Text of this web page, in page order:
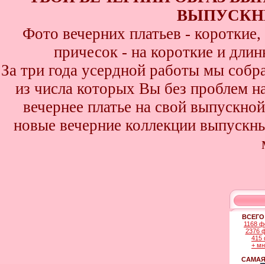
Фото вечерних платьев -
причесок - на короткие и
За три года усердной работы мы
из числа которых Вы без проблем
вечернее платье на свой
новые вечерние коллекции
1168
2376
415
+